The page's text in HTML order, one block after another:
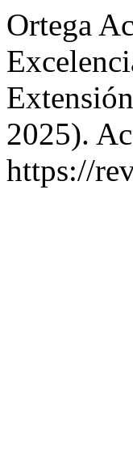
Ortega
2025).
https://